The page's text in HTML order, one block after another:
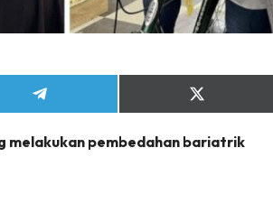
Share
on
Share
on
(Twitter)
melakukan pembedahan bariatrik